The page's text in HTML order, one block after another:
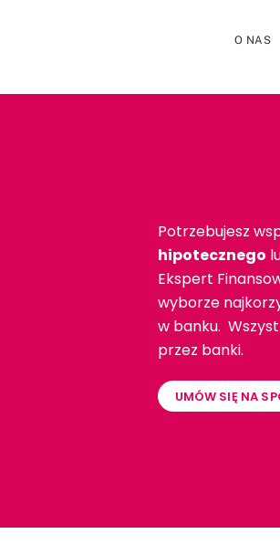
O NAS
Potrzebujesz
hipotecznego
Ekspert
wyborze
w banku.
przez banki.
UMÓW SIĘ NA